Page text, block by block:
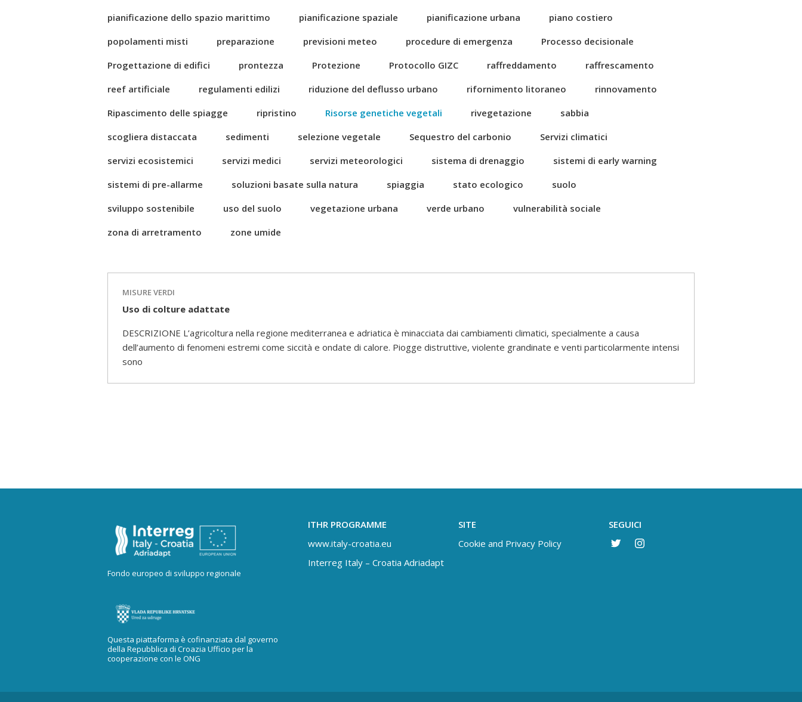
pianificazione dello spazio marittimo
pianificazione spaziale pianificazione urbana
piano costiero
popolamenti misti
preparazione previsioni meteo procedure di emergenza
Processo decisionale
Progettazione di edifici
prontezza Protezione Protocollo GIZC raffreddamento
raffrescamento
reef artificiale
regulamenti edilizi riduzione del deflusso urbano rifornimento litoraneo
rinnovamento
Ripascimento delle spiagge
ripristino Risorse genetiche vegetali rivegetazione
sabbia
scogliera distaccata
sedimenti selezione vegetale Sequestro del carbonio
Servizi climatici
servizi ecosistemici
servizi medici servizi meteorologici sistema di drenaggio
sistemi di early warning
sistemi di pre-allarme
soluzioni basate sulla natura spiaggia stato ecologico
suolo
sviluppo sostenibile
uso del suolo vegetazione urbana verde urbano
vulnerabilità sociale
zona di arretramento
zone umide
MISURE VERDI
Uso di colture adattate
DESCRIZIONE L’agricoltura nella regione mediterranea e adriatica è minacciata dai cambiamenti climatici, specialmente a causa
dell’aumento di fenomeni estremi come siccità e ondate di calore. Piogge distruttive, violente grandinate e venti particolarmente intensi
sono
Fondo europeo di sviluppo regionale
Questa piattaforma è cofinanziata dal governo
della Repubblica di Croazia Ufficio per la
cooperazione con le ONG
ITHR PROGRAMME
www.italy-croatia.eu
Interreg Italy – Croatia Adriadapt
SITE
Cookie and Privacy Policy
SEGUICI